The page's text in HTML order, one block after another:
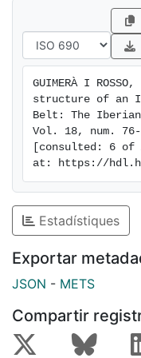
geometry, and the
10km.
GUIMERÀ I
structure of an
Belt: The
Vol. 18, num. 76-
[consulted: 6 of
at: https://
Estadístiques
Exportar
JSON - METS
Compartir